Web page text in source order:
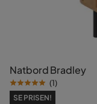
Natbord Bradley
(1)
SE PRISEN!